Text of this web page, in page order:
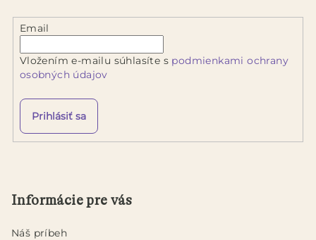
Email
Vložením e-mailu súhlasíte s podmienkami ochrany
osobných údajov
Prihlásiť sa
Informácie pre vás
Náš príbeh